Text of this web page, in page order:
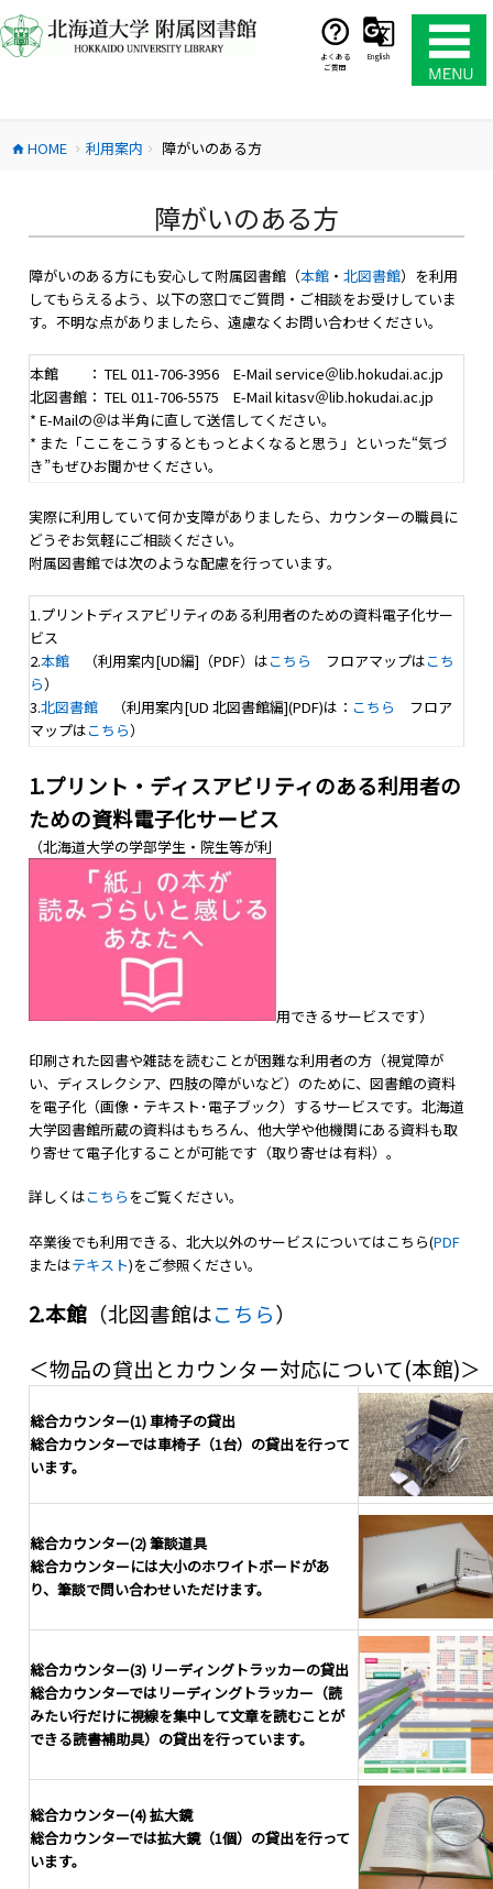
ン
テ
ス
よくある
ご質問
English
home HOME chevron_right 利用案内 chevron_right 障がいのある方
障がいのある方
障がいのある方にも安心して附属図書館（本館 ・ 北図書館）を利用
してもらえるよう、以下の窓口でご質問・ご相談をお受けしていま
す。不明な点がありましたら、遠慮なくお問い合わせください。
本館 ： TEL 011-706-3956 E-Mail service＠lib.hokudai.ac.jp
北図書館： TEL 011-706-5575 E-Mail kitasv＠lib.hokudai.ac.jp
* E-Mailの＠は半角に直して送信してください。
* また「ここをこうするともっとよくなると思う」といった“気づ
き”もぜひお聞かせください。
実際に利用していて何か支障がありましたら、カウンターの職員に
どうぞお気軽にご相談ください。
附属図書館では次のような配慮を行っています。
1.プリントディスアビリティのある利用者のための資料電子化サー
ビス
2.本館 （利用案内[UD編]（PDF）はこちら フロアマップはこち
ら）
3.北図書館 （利用案内[UD 北図書館編](PDF)は： こちら
フロア
マップはこちら）
1.プリント・ディスアビリティのある利用者の
ための資料電子化サービス
（北海道大学の学部学生・院生等が利
用できるサービスです）
印刷された図書や雑誌を読むことが困難な利用者の方（視覚障が
い、ディスレクシア、四肢の障がいなど）のために、図書館の資料
を電子化（画像・テキスト･電子ブック）するサービスです。北海道
大学図書館所蔵の資料はもちろん、他大学や他機関にある資料も取
り寄せて電子化することが可能です（取り寄せは有料）。
詳しくはこちらをご覧ください。
卒業後でも利用できる、北大以外のサービスについてはこちら(PDF
またはテキスト)をご参照ください。
2.本館 （北図書館はこちら）
＜物品の貸出とカウンター対応について(本館)＞
総合カウンター(1) 車椅子の貸出
総合カウンターでは車椅子（1台）の貸出を行って
います。
総合カウンター(2) 筆談道具
総合カウンターには大小のホワイトボードがあ
り、筆談で問い合わせいただけます。
総合カウンター(3) リーディングトラッカーの貸出
総合カウンターではリーディングトラッカー（読
みたい行だけに視線を集中して文章を読むことが
できる読書補助具）の貸出を行っています。
総合カウンター(4) 拡大鏡
総合カウンターでは拡大鏡（1個）の貸出を行って
います。